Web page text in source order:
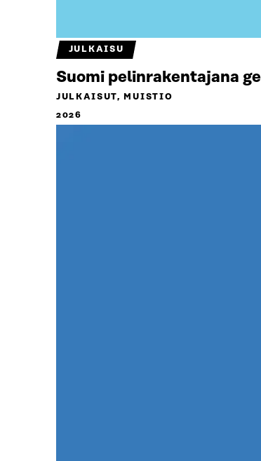
JULKAISU
Suomi pelinrakentajana
JULKAISUT, MUISTIO
2026